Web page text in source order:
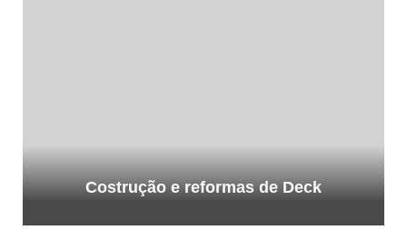
Costrução e reformas de Deck